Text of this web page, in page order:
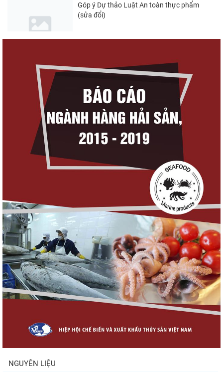
Góp ý Dự thảo Luật An toàn thực phẩm
(sửa đổi)
triển thủy sản trong...
Thuế Mục 301 và bài toán thích ứng của
tôm Việt tại thị...
Nguồn cung giảm, giá cá rô phi Trung Quốc
Xuất khẩu cá ngừ Việt Nam sang Canada
tăng nhẹ, áp lực mới...
Trung Quốc tăng mạnh nhập khẩu mực,
trong khi nguồn cung...
Điểm tin thủy sản thế giới ngày 3/8/2026
NGUYÊN LIỆU